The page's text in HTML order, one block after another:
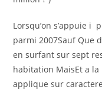
Lorsqu’on s’appuie i
parmi 2007Sauf Que
en surfant sur sept
habitation MaisEt a la
applique sur